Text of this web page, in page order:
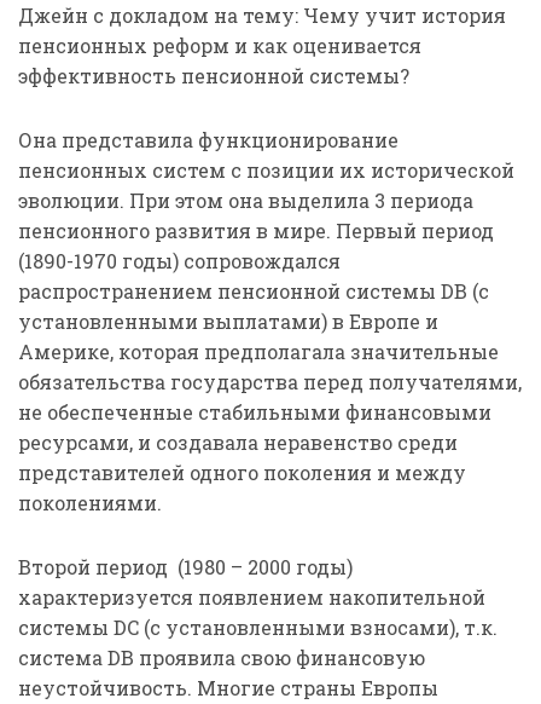
Джейн с докладом на тему: Чему учит история
пенсионных реформ и как оценивается
эффективность пенсионной системы?
Она представила функционирование
пенсионных систем с позиции их исторической
эволюции. При этом она выделила 3 периода
пенсионного развития в мире. Первый период
(1890-1970 годы) сопровождался
распространением пенсионной системы DB (с
установленными выплатами) в Европе и
Америке, которая предполагала значительные
обязательства государства перед получателями,
не обеспеченные стабильными финансовыми
ресурсами, и создавала неравенство среди
представителей одного поколения и между
поколениями.
Второй период (1980 – 2000 годы)
характеризуется появлением накопительной
системы DC (с установленными взносами), т.к.
система DB проявила свою финансовую
неустойчивость. Многие страны Европы